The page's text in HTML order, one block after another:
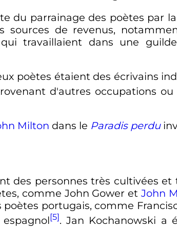
du parrainage des poètes par
sources de revenus,
qui travaillaient dans une
poètes étaient des écrivains
d'autres occupations
Milton dans le Paradis perdu
des personnes très cultivées
comme John Gower etJohn
portugais, comme
[5]. Jan Kochanowski a